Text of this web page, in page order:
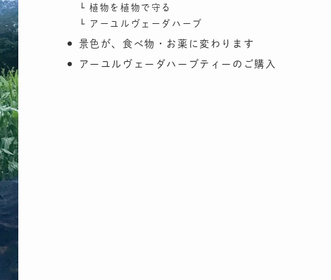
植物を植物で守る
アーユルヴェーダハーブ
景色が、食べ物・お薬に変わります
アーユルヴェーダハーブティーのご購入